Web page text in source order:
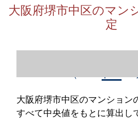
大阪府堺市中区のマン
定
大阪府堺市中区のマンション
すべて中央値をもとに算出し